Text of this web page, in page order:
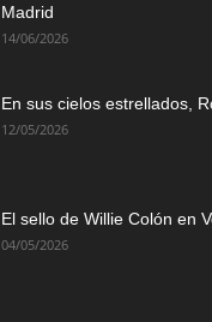
Madrid
14/06/2026
En sus cielos estrellados,
12/05/2026
El sello de Willie Colón en
04/05/2026